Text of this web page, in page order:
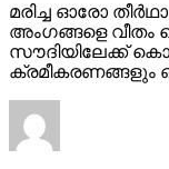
മരിച്ച ഓരോ
അംഗങ്ങളെ വീതം
സൗദിയിലേക്ക്
ക്രമീകരണങ്ങളും